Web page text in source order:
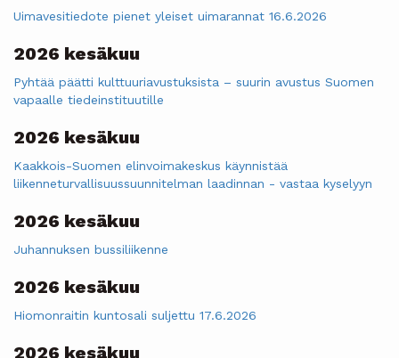
Uimavesitiedote pienet yleiset uimarannat 16.6.2026
2026 kesäkuu
Pyhtää päätti kulttuuriavustuksista – suurin avustus Suomen
vapaalle tiedeinstituutille
2026 kesäkuu
Kaakkois-Suomen elinvoimakeskus käynnistää
liikenneturvallisuussuunnitelman laadinnan - vastaa kyselyyn
2026 kesäkuu
Juhannuksen bussiliikenne
2026 kesäkuu
Hiomonraitin kuntosali suljettu 17.6.2026
2026 kesäkuu